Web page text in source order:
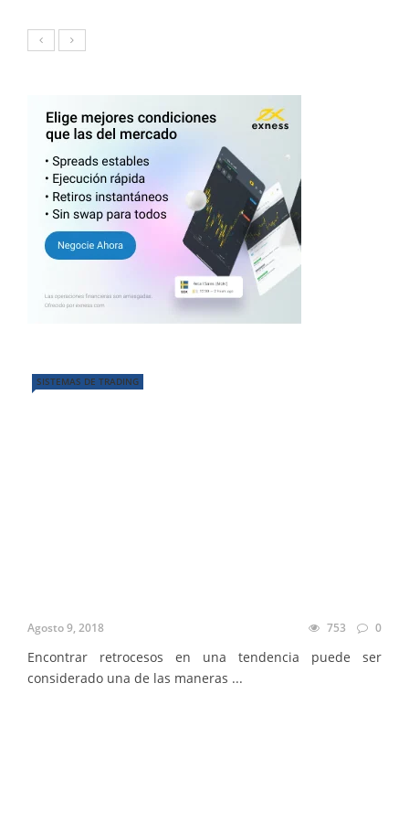
SISTEMAS DE TRADING
Agosto 9, 2018 753 0
Encontrar retrocesos en una tendencia puede ser
considerado una de las maneras ...